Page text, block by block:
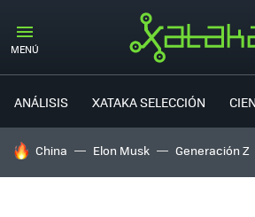
MENÚ
ANÁLISIS XATAKA SELECCIÓN
HOY SE HABLA DE
China Elon Musk Generación Z